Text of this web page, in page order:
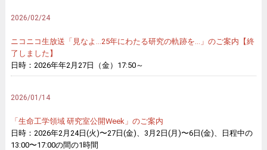
2026/02/24
ニコニコ生放送「見なよ…25年にわたる研究の軌跡を…」のご案内【終
了しました】
日時：2026年年2月27日（金）17:50～
2026/01/14
「生命工学領域 研究室公開Week」のご案内
日時：2026年2月24日(火)〜27日(金)、3月2日(月)〜6日(金)、日程中の
13:00〜17:00の間の1時間